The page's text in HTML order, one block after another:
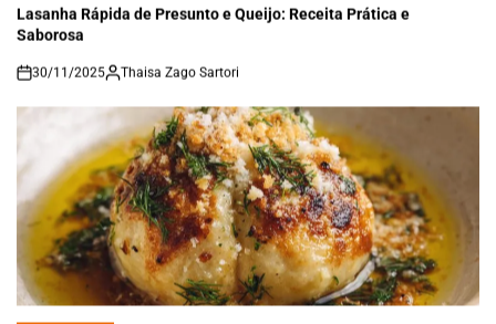
INLasanha Rápida de Presunto e Queijo: Receita Prática e
Saborosa
on
30/11/2025 Thaisa Zago Sartori